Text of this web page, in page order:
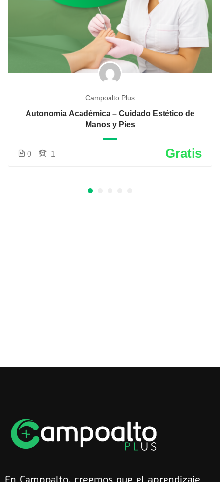
Campoalto Plus
Autonomía Académica – Cuidado Estético de
Manos y Pies
0 1 Gratis
En Campoalto, creemos que el aprendizaje